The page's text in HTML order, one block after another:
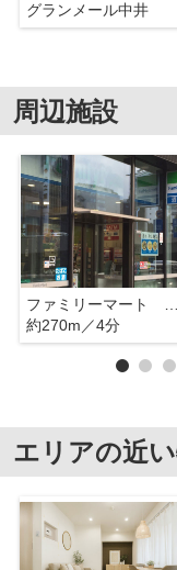
グランメール中井
周辺施設
約270m／4分
エリアの近